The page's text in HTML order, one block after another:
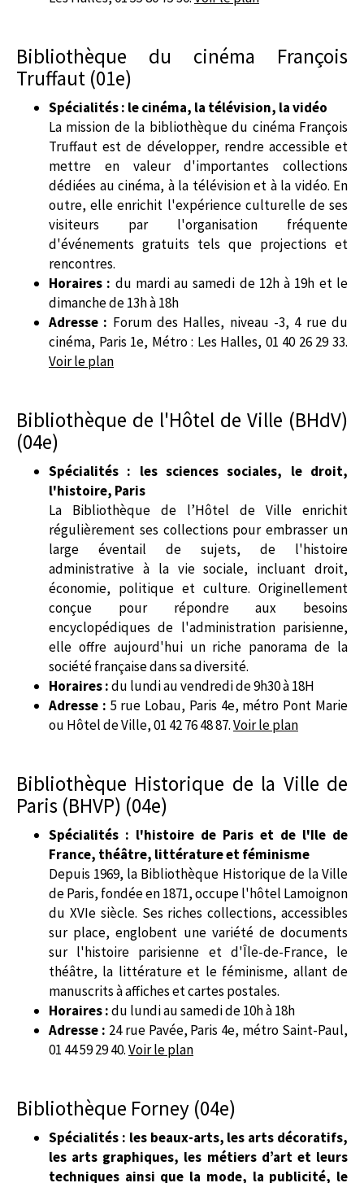
Bibliothèque du cinéma François
Truffaut (01e)
Spécialités : le cinéma, la télévision, la vidéo
La mission de la bibliothèque du cinéma François
Truffaut est de développer, rendre accessible et
mettre en valeur d'importantes collections
dédiées au cinéma, à la télévision et à la vidéo. En
outre, elle enrichit l'expérience culturelle de ses
visiteurs par l'organisation fréquente
d'événements gratuits tels que projections et
rencontres.
Horaires : du mardi au samedi de 12h à 19h et le
dimanche de 13h à 18h
Adresse : Forum des Halles, niveau -3, 4 rue du
cinéma, Paris 1e, Métro : Les Halles, 01 40 26 29 33.
Voir le plan
Bibliothèque de l'Hôtel de Ville (BHdV)
(04e)
Spécialités : les sciences sociales, le droit,
l'histoire, Paris
La Bibliothèque de l’Hôtel de Ville enrichit
régulièrement ses collections pour embrasser un
large éventail de sujets, de l'histoire
administrative à la vie sociale, incluant droit,
économie, politique et culture. Originellement
conçue pour répondre aux besoins
encyclopédiques de l'administration parisienne,
elle offre aujourd'hui un riche panorama de la
société française dans sa diversité.
Horaires :du lundi au vendredi de 9h30 à 18H
Adresse : 5 rue Lobau, Paris 4e, métro Pont Marie
ou Hôtel de Ville, 01 42 76 48 87.Voir le plan
Bibliothèque Historique de la Ville de
Paris (BHVP) (04e)
Spécialités : l'histoire de Paris et de l'Ile de
France, théâtre, littérature et féminisme
Depuis 1969, la Bibliothèque Historique de la Ville
de Paris, fondée en 1871, occupe l'hôtel Lamoignon
du XVIe siècle. Ses riches collections, accessibles
sur place, englobent une variété de documents
sur l'histoire parisienne et d'Île-de-France, le
théâtre, la littérature et le féminisme, allant de
manuscrits à affiches et cartes postales.
Horaires :du lundi au samedi de 10h à 18h
Adresse : 24 rue Pavée, Paris 4e, métro Saint-Paul,
01 44 59 29 40.Voir le plan
Bibliothèque Forney (04e)
Spécialités : les beaux-arts, les arts décoratifs,
les arts graphiques, les métiers d’art et leurs
techniques ainsi que la mode, la publicité, le